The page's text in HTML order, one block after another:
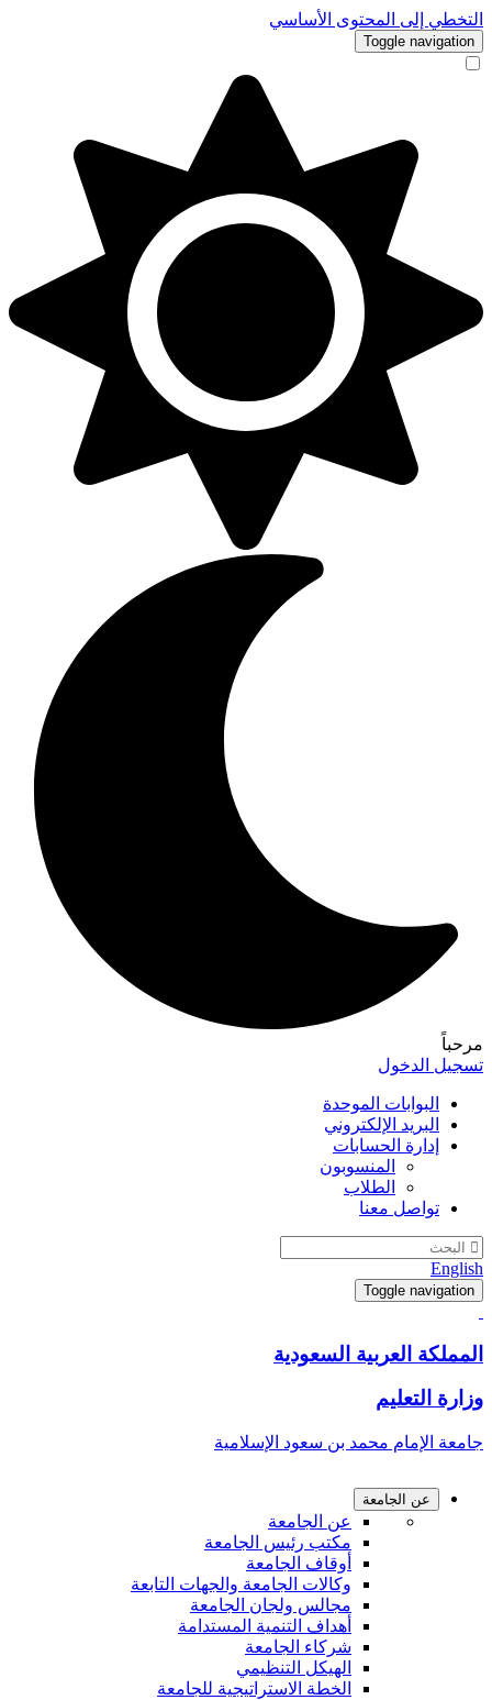
التخطي إلى المحتوى الأساسي
Toggle navigation
مرحباً
تسجيل الدخول
البوابات الموحدة
البريد الإلكتروني
إدارة الحسابات
المنسوبون
الطلاب
تواصل معنا
English
Toggle navigation
المملكة العربية السعودية
وزارة التعليم
جامعة الإمام محمد بن سعود الإسلامية
عن الجامعة
عن الجامعة
مكتب رئيس الجامعة
أوقاف الجامعة
وكالات الجامعة والجهات التابعة
مجالس ولجان الجامعة
أهداف التنمية المستدامة
شركاء الجامعة
الهيكل التنظيمي
الخطة الاستراتيجية للجامعة